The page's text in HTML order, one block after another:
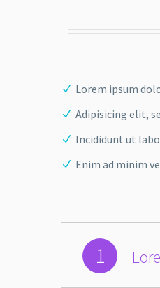
Lorem ipsum
Adipisicing elit,
Incididunt ut
Enim ad minim
1